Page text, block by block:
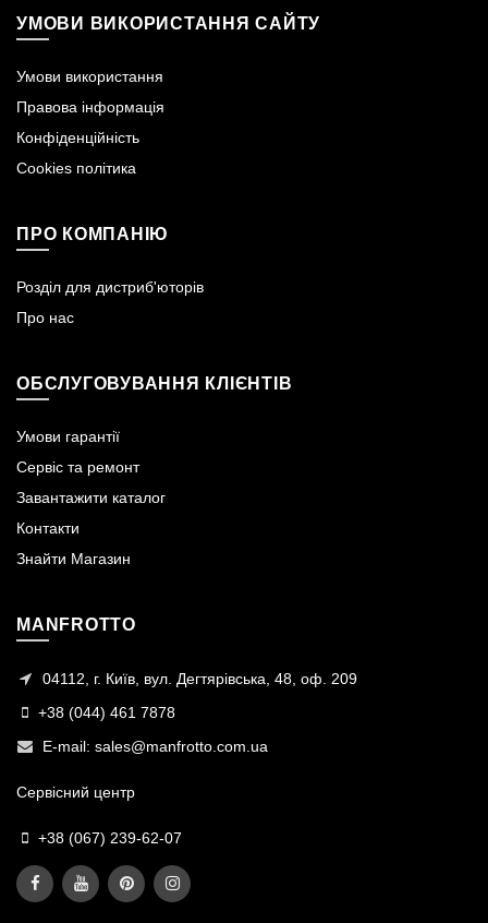
УМОВИ ВИКОРИСТАННЯ САЙТУ
Умови використання
Правова інформація
Конфіденційність
Cookies політика
ПРО КОМПАНІЮ
Розділ для дистриб'юторів
Про нас
ОБСЛУГОВУВАННЯ КЛІЄНТІВ
Умови гарантії
Сервіс та ремонт
Завантажити каталог
Контакти
Знайти Магазин
MANFROTTO
04112, г. Київ, вул. Дегтярівська, 48, оф. 209
+38 (044) 461 7878
E-mail: sales@manfrotto.com.ua
Сервісний центр
+38 (067) 239-62-07